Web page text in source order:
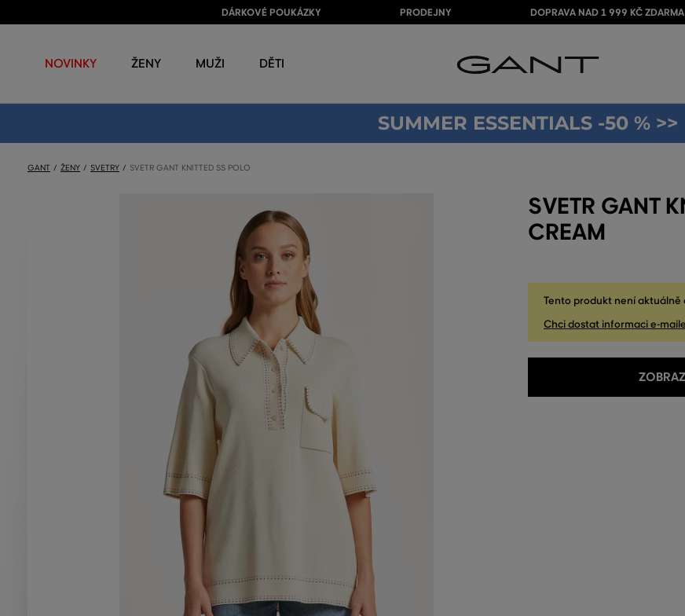
DÁRKOVÉ POUKÁZKY PRODEJNY DOPRAVA NAD 1 999 KČ ZDARMA
NOVINKY ŽENY MUŽI DĚTI
SUMMER ESSENTIALS -50 % >>
GANT ŽENY SVETRY SVETR GANT KNITTED SS POLO
SVETR GANT
CREAM
Tento produkt není aktuálně
Chci dostat informaci e-